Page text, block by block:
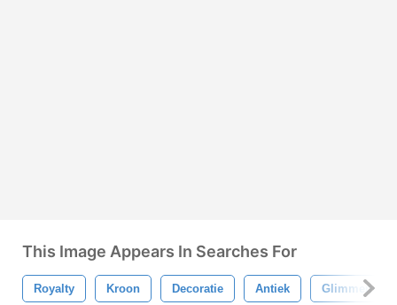
This Image Appears In Searches For
Royalty Kroon Decoratie Antiek Glimmend